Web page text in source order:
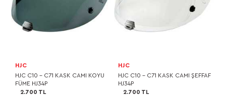
HJC
HJC C10 - C71 KASK CAMI KOYU
FÜME HJ34P
2.700 TL
HJC
HJC C10 - C71 KASK CAMI ŞEFFAF
HJ34P
2.700 TL